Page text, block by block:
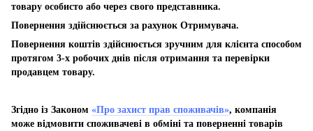
товару особисто або через свого представника.
Повернення здійснюється за рахунок Отримувача.
Повернення коштів здійснюється зручним для клієнта способом
протягом 3-х робочих днів після отримання та перевірки
продавцем товару.
Згідно із Законом «Про захист прав споживачів», компанія
може відмовити споживачеві в обміні та поверненні товарів